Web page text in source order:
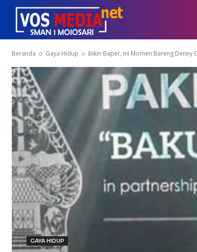
Beranda Gaya Hidup Bikin Baper, Ini Momen Bareng Denny
GAYA HIDUP